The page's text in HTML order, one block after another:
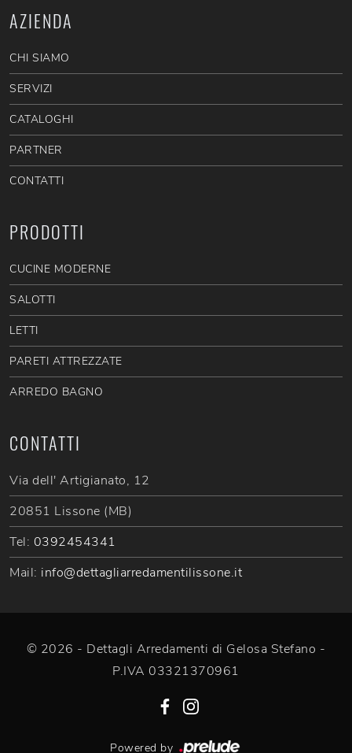
AZIENDA
CHI SIAMO
SERVIZI
CATALOGHI
PARTNER
CONTATTI
PRODOTTI
CUCINE MODERNE
SALOTTI
LETTI
PARETI ATTREZZATE
ARREDO BAGNO
CONTATTI
Via dell' Artigianato, 12
20851 Lissone (MB)
Tel: 0392454341
Mail: info@dettagliarredamentilissone.it
© 2026 - Dettagli Arredamenti di Gelosa Stefano -
P.IVA 03321370961
Powered by